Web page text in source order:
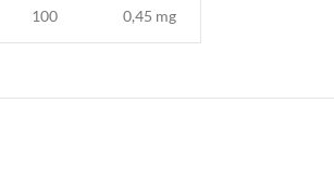
100 0,45 mg